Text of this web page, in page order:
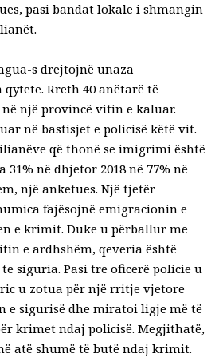
pasi bandat lokale i shmangin
s drejtojnë unaza
Rreth 40 anëtarë të
një provincë vitin e kaluar.
në bastisjet e policisë këtë vit.
që thonë se imigrimi është
në dhjetor 2018 në 77% në
një anketues. Një tjetër
fajësojnë emigracionin e
e krimit. Duke u përballur me
e ardhshëm, qeveria është
siguria. Pasi tre oficerë policie u
u zotua për një rritje vjetore
e sigurisë dhe miratoi ligje më të
krimet ndaj policisë. Megjithatë,
atë shumë të butë ndaj krimit.